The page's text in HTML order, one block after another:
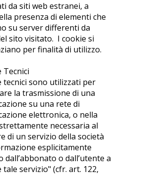
da siti web estranei, a
presenza di elementi che
su server differenti da
sito visitato. I cookie si
per finalità di utilizzo.
Tecnici
tecnici sono utilizzati per
la trasmissione di una
su una rete di
elettronica, o nella
necessaria al
di un servizio della società
esplicitamente
dall’abbonato o dall’utente a
servizio" (cfr. art. 122,